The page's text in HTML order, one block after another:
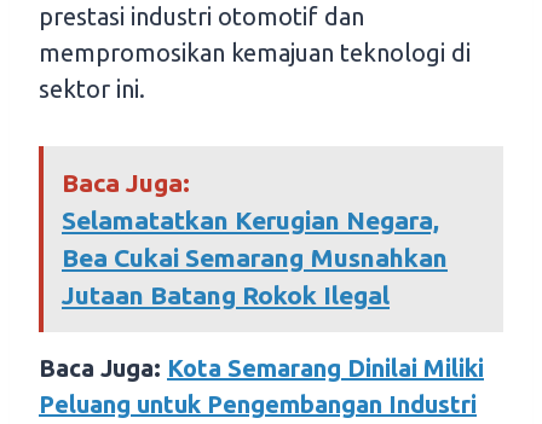
prestasi industri otomotif dan
mempromosikan kemajuan teknologi di
sektor ini.
Baca Juga:
Selamatatkan Kerugian Negara,
Bea Cukai Semarang Musnahkan
Jutaan Batang Rokok Ilegal
Baca Juga: Kota Semarang Dinilai Miliki
Peluang untuk Pengembangan Industri